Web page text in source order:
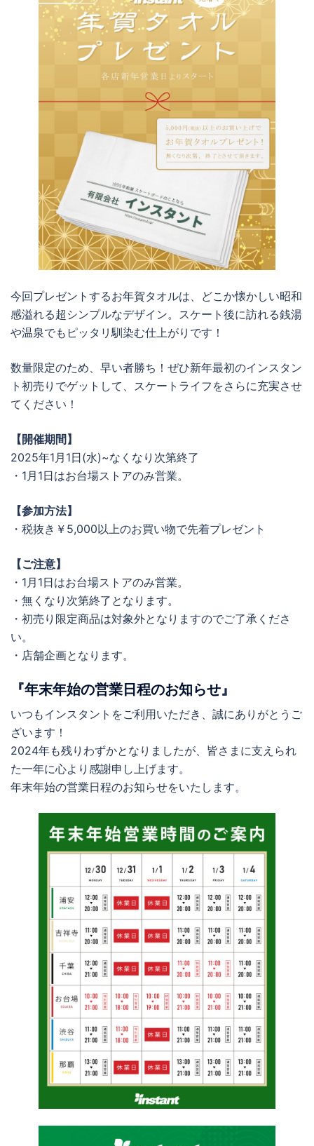
今回プレゼントするお年賀タオルは、どこか懐かしい昭和
感溢れる超シンプルなデザイン。スケート後に訪れる銭湯
や温泉でもピッタリ馴染む仕上がりです！
数量限定のため、早い者勝ち！ぜひ新年最初のインスタン
ト初売りでゲットして、スケートライフをさらに充実させ
てください！
【開催期間】
2025年1月1日(水)~なくなり次第終了
・1月1日はお台場ストアのみ営業。
【参加方法】
・税抜き￥5,000以上のお買い物で先着プレゼント
【ご注意】
・1月1日はお台場ストアのみ営業。
・無くなり次第終了となります。
・初売り限定商品は対象外となりますのでご了承くださ
い。
・店舗企画となります。
『年末年始の営業日程のお知らせ』
いつもインスタントをご利用いただき、誠にありがとうご
ざいます！
2024年も残りわずかとなりましたが、皆さまに支えられ
た一年に心より感謝申し上げます。
年末年始の営業日程のお知らせをいたします。